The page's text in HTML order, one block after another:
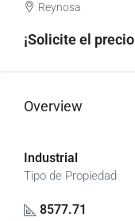
Reynosa
¡Solicite el
Overview
Industrial
Tipo de Propiedad
8577.71